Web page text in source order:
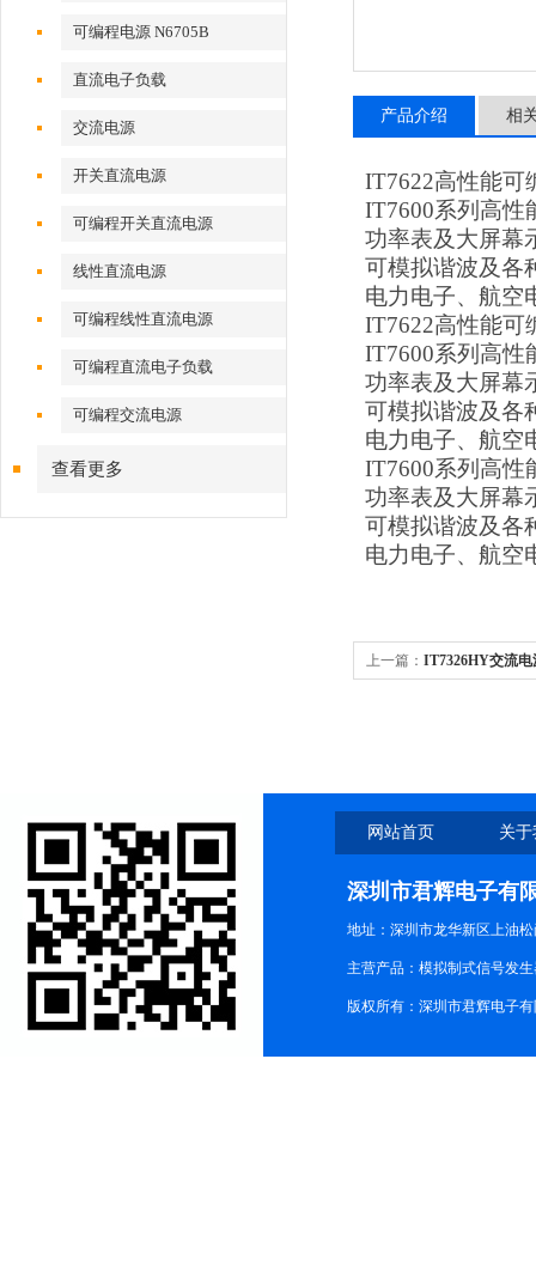
可编程电源 N6705B
直流电子负载
交流电源
开关直流电源
可编程开关直流电源
线性直流电源
可编程线性直流电源
可编程直流电子负载
可编程交流电源
查看更多
产品介绍 相
IT7622高性能可
IT7600系列高性
功率表及大屏幕
可模拟谐波及各
电力电子、航空
IT7622高性能可
IT7600系列高性
功率表及大屏幕
可模拟谐波及各
电力电子、航空
IT7600系列高性
功率表及大屏幕
可模拟谐波及各
电力电子、航空
上一篇： IT7326HY交流
网站首页 关
深圳市君辉电子有
地址：深圳市龙华新区上油松
主营产品：模拟制式信号发
版权所有：深圳市君辉电子